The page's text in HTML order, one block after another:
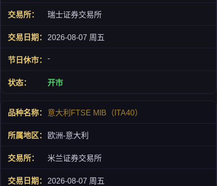
瑞士证券交易所
2026-08-07 周五
-
开市
意大利FTSE MIB（ITA40）
欧洲-意大利
米兰证券交易所
2026-08-07 周五